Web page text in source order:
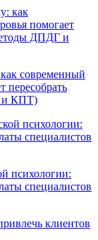
современный
пересобрать
и КПТ)
психологии:
специалистов